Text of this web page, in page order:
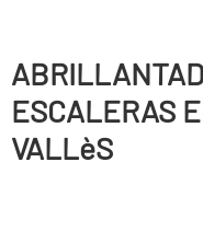
ESCALERAS
VALLèS